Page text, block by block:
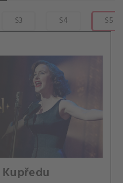
S3 S4 S5